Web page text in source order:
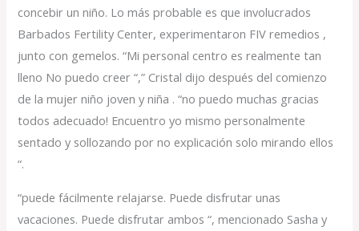
concebir un niño. Lo más probable es que involucrados
Barbados Fertility Center, experimentaron FIV remedios ,
junto con gemelos. “Mi personal centro es realmente tan
lleno No puedo creer “,” Cristal dijo después del comienzo
de la mujer niño joven y niña . “no puedo muchas gracias
todos adecuado! Encuentro yo mismo personalmente
sentado y sollozando por no explicación solo mirando ellos
“.
“puede fácilmente relajarse. Puede disfrutar unas
vacaciones. Puede disfrutar ambos “, mencionado Sasha y